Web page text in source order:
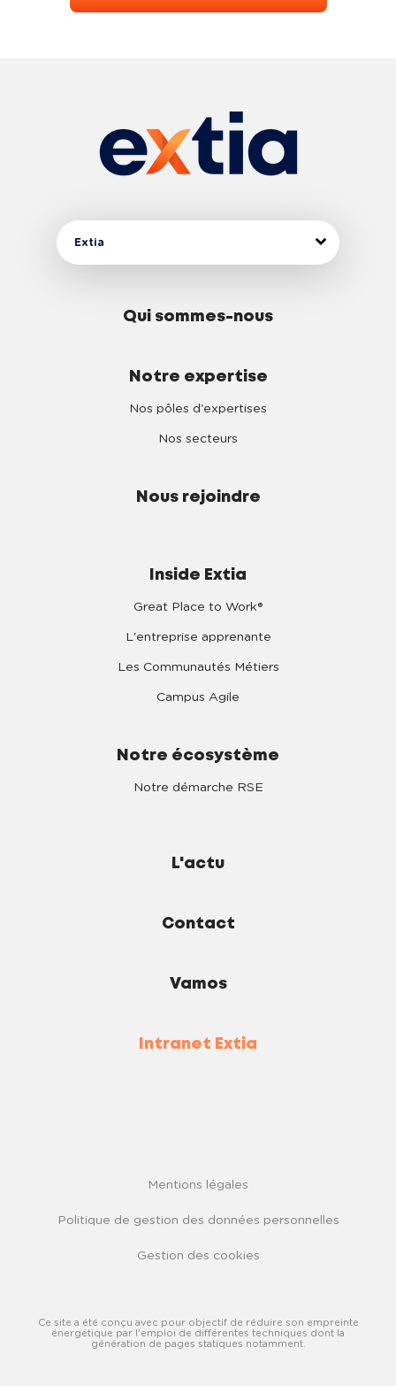
Extia
Qui sommes-nous
Notre expertise
Nos pôles d'expertises
Nos secteurs
Nous rejoindre
Inside Extia
Great Place to Work®
L'entreprise apprenante
Les Communautés Métiers
Campus Agile
Notre écosystème
Notre démarche RSE
L'actu
Contact
Vamos
Intranet Extia
Mentions légales
Politique de gestion des données personnelles
Gestion des cookies
Ce site a été conçu avec pour objectif de réduire son empreinte
énergétique par l'emploi de différentes techniques dont la
génération de pages statiques notamment.